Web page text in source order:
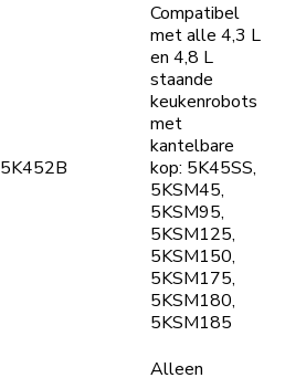
5K452B
Compatibel
met alle 4,3 L
en 4,8 L
staande
keukenrobots
met
kantelbare
kop: 5K45SS,
5KSM45,
5KSM95,
5KSM125,
5KSM150,
5KSM175,
5KSM180,
5KSM185
Alleen